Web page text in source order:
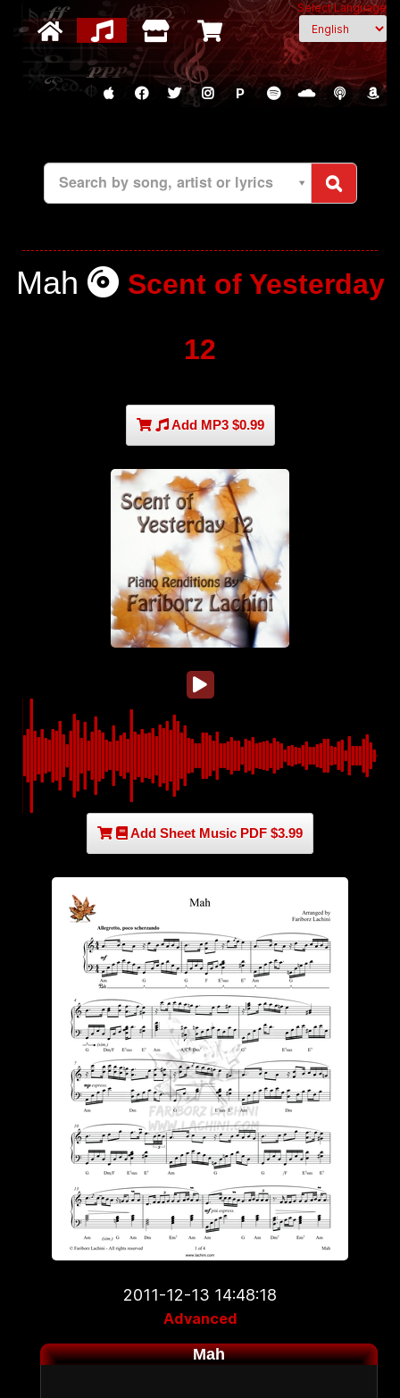
Select Language
P
Search by song, artist or lyrics
Mah Scent of Yesterday
12
Add MP3 $0.99
Add Sheet Music PDF $3.99
2011-12-13 14:48:18
Advanced
Mah